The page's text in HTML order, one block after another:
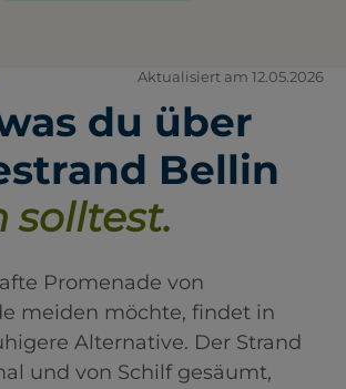
Aktualisiert am 12.05.2026
du über
Bellin
solltest.
Promenade von
meiden möchte, findet in
Alternative. Der Strand
und von Schilf gesäumt,